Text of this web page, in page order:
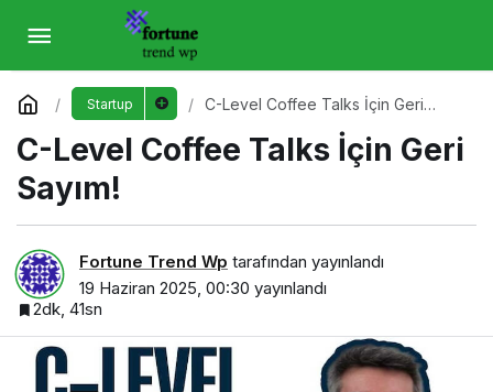
Startup
C-Level Coffee Talks İçin Geri
C-Level Coffee Talks İçin Geri
Sayım!
Fortune Trend Wp tarafından yayınlandı
19 Haziran 2025, 00:30 yayınlandı
2dk, 41sn
C-Level Coffee Talks İçin Geri Sayım!
Yorum Yap